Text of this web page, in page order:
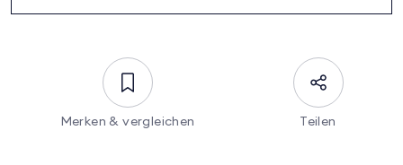
Merken & vergleichen Teilen